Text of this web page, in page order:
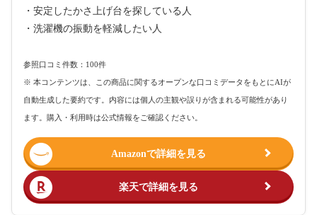
・安定したかさ上げ台を探している人
・洗濯機の振動を軽減したい人
参照口コミ件数：100件
※ 本コンテンツは、この商品に関するオープンな口コミデータをもとにAIが
自動生成した要約です。内容には個人の主観や誤りが含まれる可能性があり
ます。購入・利用時は公式情報をご確認ください。
Amazonで詳細を見る
楽天で詳細を見る